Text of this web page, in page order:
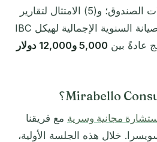
الشركة الصحيحة وسجلات الصندوق؛ و(5) الامتثال لتقارير
CRS. وتتراوح تكاليف الصيانة السنوية الإجمالية لهيكل IBC
عادةً بين
5,000 و12,000 دولار
مجانية وسرية مع فريقنا
خلال هذه الجلسة الأولية،